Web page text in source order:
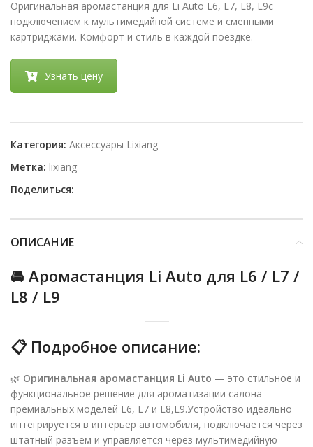
Оригинальная аромастанция для Li Auto L6, L7, L8, L9с
подключением к мультимедийной системе и сменными
картриджами. Комфорт и стиль в каждой поездке.
Узнать цену
Категория: Аксессуары Lixiang
Метка: lixiang
Поделиться:
ОПИСАНИЕ
🚘 Аромастанция Li Auto для L6 / L7 /
L8 / L9
📋 Подробное описание:
🌿 Оригинальная аромастанция Li Auto — это стильное и
функциональное решение для ароматизации салона
премиальных моделей L6, L7 и L8,L9.Устройство идеально
интегрируется в интерьер автомобиля, подключается через
штатный разъём и управляется через мультимедийную